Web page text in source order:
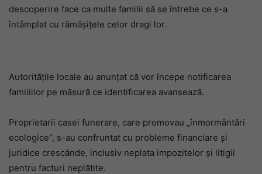
descoperire face ca multe familii să se întrebe ce s-a
întâmplat cu rămășițele celor dragi lor.
Autoritățile locale au anunțat că vor începe notificarea
familiilor pe măsură ce identificarea avansează.
Proprietarii casei funerare, care promovau „înmormântări
ecologice”, s-au confruntat cu probleme financiare și
juridice crescânde, inclusiv neplata impozitelor și litigii
pentru facturi neplătite.